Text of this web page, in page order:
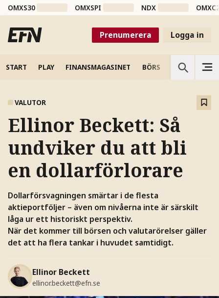
OMXS30 OMXSPI NDX
Prenumerera Logga in
START PLAY FINANSMAGASINET BÖRS VETENSKAP
VALUTOR
Ellinor Beckett: Så
undviker du att bli
en dollarförlorare
Dollarförsvagningen smärtar i de flesta
aktieportföljer – även om nivåerna inte är särskilt
låga ur ett historiskt perspektiv.
När det kommer till börsen och valutarörelser gäller
det att ha flera tankar i huvudet samtidigt.
Ellinor Beckett
ellinor.beckett@efn.se